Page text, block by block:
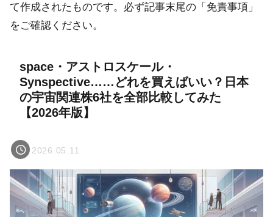
て作成されたものです。必ず記事末尾の「免責事項」
をご確認ください。
space・アストロスケール・
Synspective……どれを買えばいい？日本
の宇宙関連株6社を全部比較してみた
【2026年版】
2026.05.11